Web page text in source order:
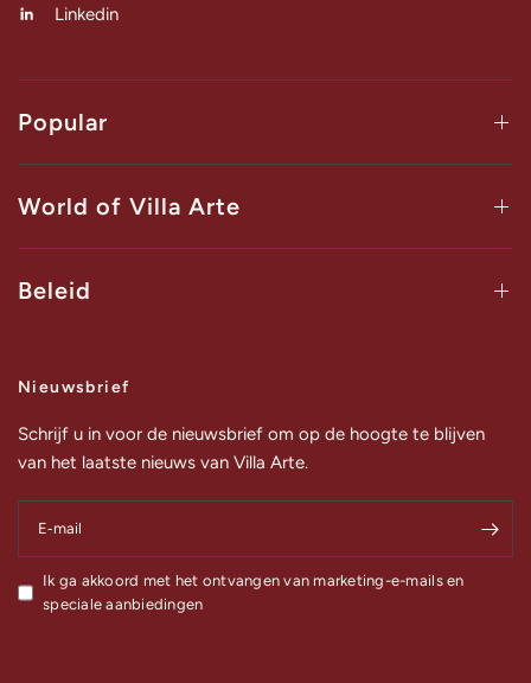
Linkedin
Popular
World of Villa Arte
Beleid
Nieuwsbrief
Schrijf u in voor de nieuwsbrief om op de hoogte te blijven
van het laatste nieuws van Villa Arte.
E‑mail
Ik ga akkoord met het ontvangen van marketing-e-mails en
speciale aanbiedingen